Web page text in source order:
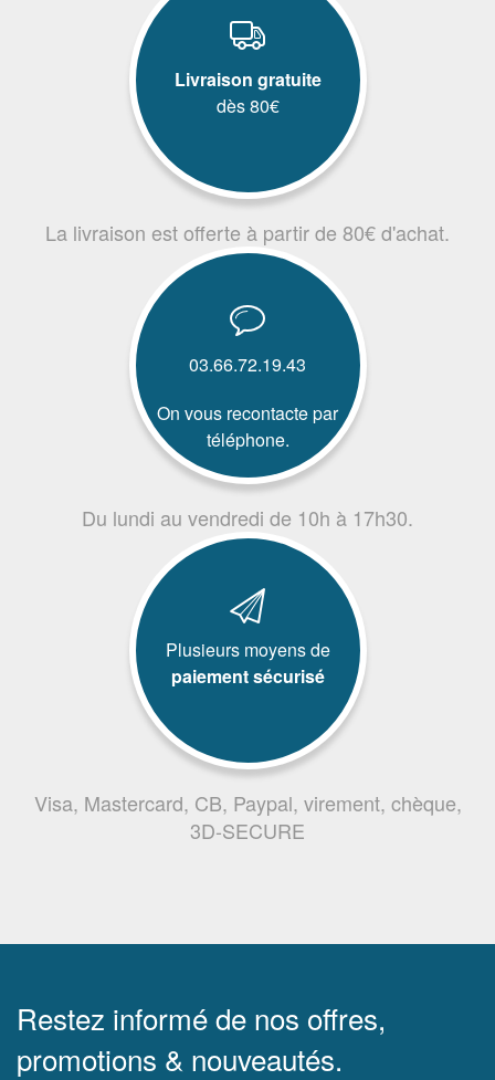
Livraison gratuite
dès 80€
La livraison est offerte à partir de 80€ d'achat.
03.66.72.19.43
On vous recontacte par
téléphone.
Du lundi au vendredi de 10h à 17h30.
Plusieurs moyens de
paiement sécurisé
Visa, Mastercard, CB, Paypal, virement, chèque,
3D-SECURE
Restez informé de nos offres,
promotions & nouveautés.